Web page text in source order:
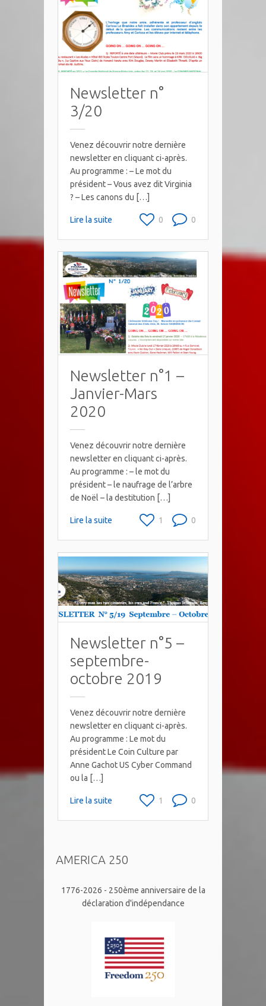
Newsletter n°
3/20
Venez découvrir notre dernière
newsletter en cliquant ci-après.
Au programme : – Le mot du
président – Vous avez dit Virginia
? – Les canons du […]
Lire la suite 0
0
Newsletter n°1 –
Janvier-Mars
2020
Venez découvrir notre dernière
newsletter en cliquant ci-après.
Au programme : – le mot du
président – le naufrage de l’arbre
de Noël – la destitution […]
Lire la suite 0
1
Newsletter n°5 –
septembre-
octobre 2019
Venez découvrir notre dernière
newsletter en cliquant ci-après.
Au programme : Le mot du
président Le Coin Culture par
Anne Gachot US Cyber Command
ou la […]
Lire la suite 0
1
AMERICA 250
1776-2026 - 250ème anniversaire de la
déclaration d'indépendance